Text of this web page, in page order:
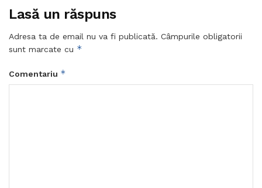
Lasă un răspuns
Adresa ta de email nu va fi publicată. Câmpurile obligatorii
sunt marcate cu *
Comentariu *